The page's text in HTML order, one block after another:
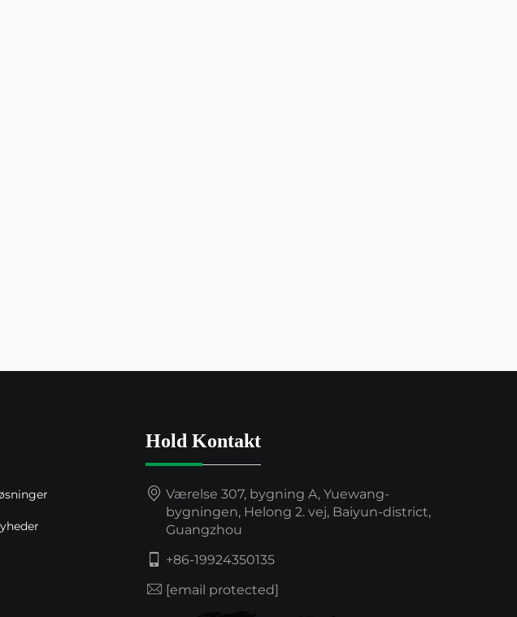
Hold Kontakt
Værelse 307, bygning A, Yuewang-
bygningen, Helong 2. vej, Baiyun-district,
Guangzhou
+86-19924350135
[email protected]